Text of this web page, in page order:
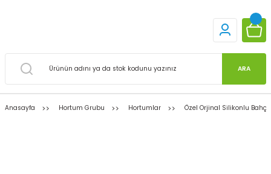
ARA
Anasayfa Hortum Grubu Hortumlar Özel Orjinal Silikonlu